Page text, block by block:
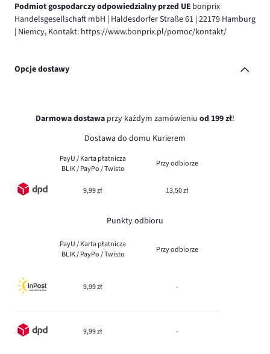
Podmiot gospodarczy odpowiedzialny przed UE bonprix
Handelsgesellschaft mbH | Haldesdorfer Straße 61 | 22179 Hamburg
| Niemcy, Kontakt: https://www.bonprix.pl/pomoc/kontakt/
Opcje dostawy
Darmowa dostawa przy każdym zamówieniu od 199 zł!
Dostawa do domu Kurierem
PayU / Karta płatnicza
BLIK / PayPo / Twisto
Przy odbiorze
9,99 zł 13,50 zł
Punkty odbioru
PayU / Karta płatnicza
BLIK / PayPo / Twisto
Przy odbiorze
9,99 zł -
9,99 zł -